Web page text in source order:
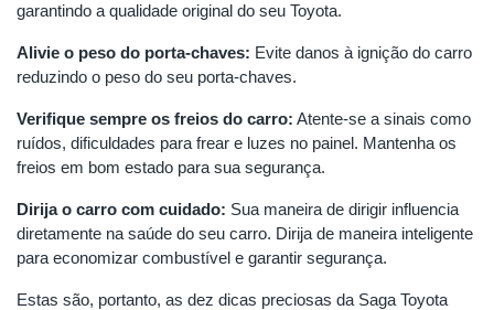
garantindo a qualidade original do seu Toyota.
Alivie o peso do porta-chaves: Evite danos à ignição do carro
reduzindo o peso do seu porta-chaves.
Verifique sempre os freios do carro: Atente-se a sinais como
ruídos, dificuldades para frear e luzes no painel. Mantenha os
freios em bom estado para sua segurança.
Dirija o carro com cuidado: Sua maneira de dirigir influencia
diretamente na saúde do seu carro. Dirija de maneira inteligente
para economizar combustível e garantir segurança.
Estas são, portanto, as dez dicas preciosas da Saga Toyota